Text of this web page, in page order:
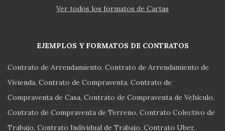
Ver todos los formatos de Cartas
EJEMPLOS Y FORMATOS DE CONTRATOS
Contrato de Arrendamiento Contrato de Arrendamiento de
Vivienda Contrato de Compraventa Contrato de
Compraventa de Casa Contrato de Compraventa de Vehículo
Contrato de Compraventa de Terreno Contrato Colectivo de
Trabajo Contrato Individual de Trabajo Contrato Uber